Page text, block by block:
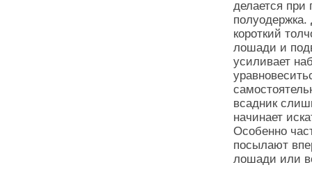
делается при
полуодержка.
короткий
лошади и
усиливает
всадник
начинает
Особенно
посылают
лошади или